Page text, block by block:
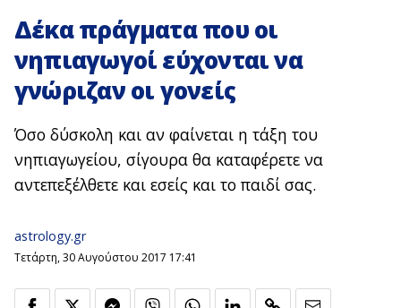
Δέκα πράγματα που οι
νηπιαγωγοί εύχονται να
γνώριζαν οι γονείς
Όσο δύσκολη και αν φαίνεται η τάξη του
νηπιαγωγείου, σίγουρα θα καταφέρετε να
αντεπεξέλθετε και εσείς και το παιδί σας.
astrology.gr
Τετάρτη, 30 Αυγούστου 2017 17:41